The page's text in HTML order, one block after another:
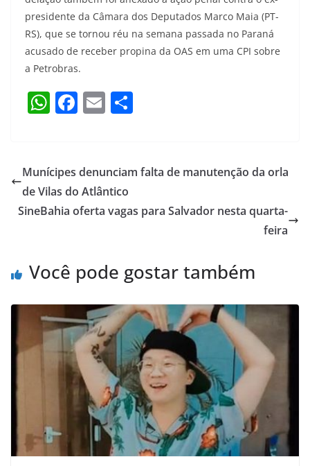
presidente da Câmara dos Deputados Marco Maia (PT-
RS), que se tornou réu na semana passada no Paraná
acusado de receber propina da OAS em uma CPI sobre
a Petrobras.
W
s
A
p
F
e
b
o
E
l e
Munícipes denunciam falta de manutenção da orla
de Vilas do Atlântico
SineBahia oferta vagas para Salvador nesta quarta-
feira
Você pode gostar também